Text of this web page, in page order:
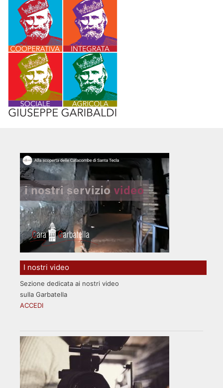
I nostri video
Sezione dedicata ai nostri video
sulla Garbatella
ACCEDI